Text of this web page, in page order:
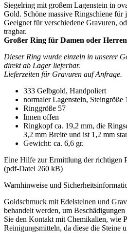
Ringgröße
57
Menge
Siegelring mit großem Lagenstein in
Gold. Schöne massive Ringschiene für
Geeignet für verschiedene Gravuren,
tragbar.
Großer Ring für Damen oder
Dieser Ring wurde einzeln in unserer
direkt ab Lager lieferbar.
Lieferzeiten für Gravuren auf Anfrage.
333 Gelbgold, Handpoliert
normaler Lagenstein, Steingröße
Ringgröße 57
Innen offen
Ringkopf ca. 19,2 mm, die
3,2 mm Breite und ist 1,2 mm
Gewicht: ca. 6,6 gr.
Eine Hilfe zur Ermittlung der richtigen
(pdf-Datei 260 kB)
Warnhinweise und
Goldschmuck mit Edelsteinen und
behandelt werden, um
Sie den Kontakt mit Chemikalien, wie
Reinigungsmitteln, da diese die Steine